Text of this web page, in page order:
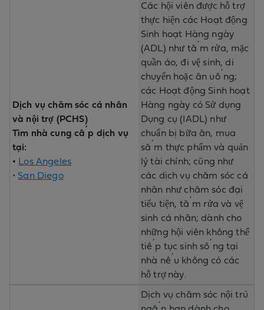
Dịch vụ chăm sóc cá nhân
và nội trợ (PCHS)
Tìm nhà cung cấp dịch vụ
tại:
•
Los Angeles
• San Diego
Các hội viên được hỗ trợ
thực hiện các Hoạt động
Sinh hoạt Hàng ngày
(ADL) như tắm rửa, mặc
quần áo, đi vệ sinh, di
chuyển hoặc ăn uống;
các Hoạt động Sinh hoạt
Hàng ngày có Sử dụng
Dụng cụ (IADL) như
chuẩn bị bữa ăn, mua
sắm thực phẩm và quản
lý tài chính; cũng như
các dịch vụ chăm sóc cá
nhân như chăm sóc đại
tiểu tiện, tắm rửa và vệ
sinh cá nhân; dành cho
những hội viên không thể
tiếp tục sinh sống tại
nhà nếu không có các
hỗ trợ này.
Dịch vụ chăm sóc nội trú